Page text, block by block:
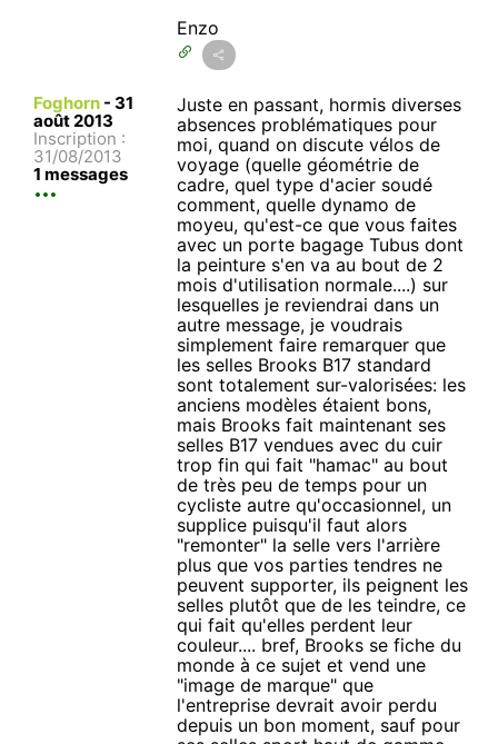
Enzo
Foghorn - 31
août 2013
Inscription :
31/08/2013
1 messages
Juste en passant, hormis diverses
absences problématiques pour
moi, quand on discute vélos de
voyage (quelle géométrie de
cadre, quel type d'acier soudé
comment, quelle dynamo de
moyeu, qu'est-ce que vous faites
avec un porte bagage Tubus dont
la peinture s'en va au bout de 2
mois d'utilisation normale....) sur
lesquelles je reviendrai dans un
autre message, je voudrais
simplement faire remarquer que
les selles Brooks B17 standard
sont totalement sur-valorisées: les
anciens modèles étaient bons,
mais Brooks fait maintenant ses
selles B17 vendues avec du cuir
trop fin qui fait "hamac" au bout
de très peu de temps pour un
cycliste autre qu'occasionnel, un
supplice puisqu'il faut alors
"remonter" la selle vers l'arrière
plus que vos parties tendres ne
peuvent supporter, ils peignent les
selles plutôt que de les teindre, ce
qui fait qu'elles perdent leur
couleur.... bref, Brooks se fiche du
monde à ce sujet et vend une
"image de marque" que
l'entreprise devrait avoir perdu
depuis un bon moment, sauf pour